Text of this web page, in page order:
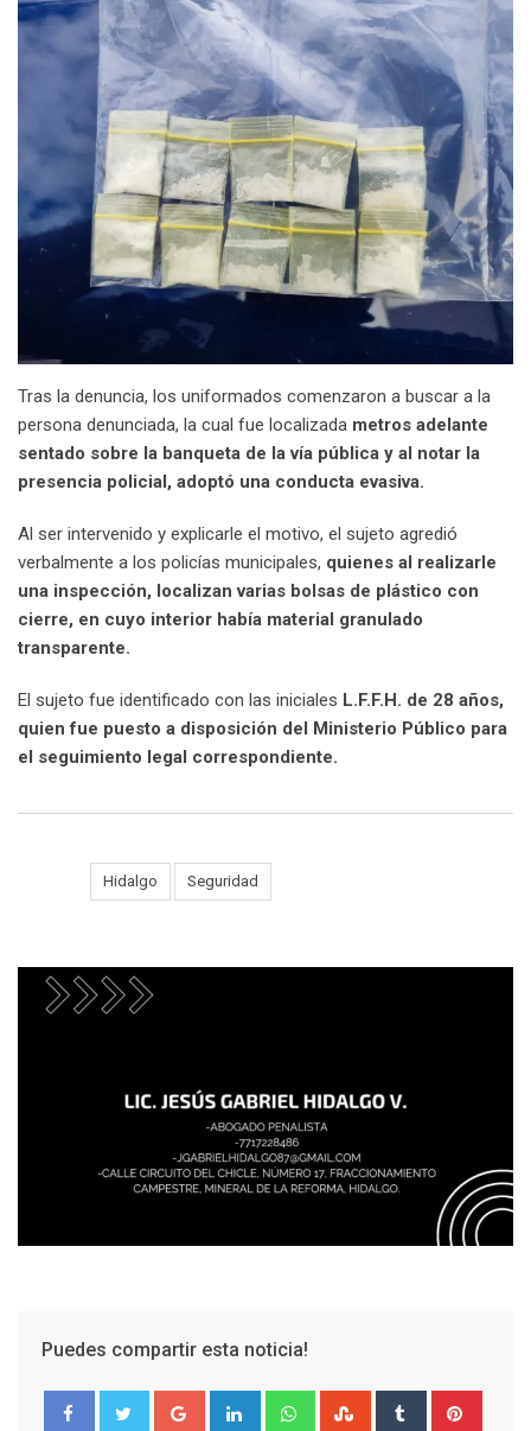
Tras la denuncia, los uniformados comenzaron a buscar a la
persona denunciada, la cual fue localizada metros adelante
sentado sobre la banqueta de la vía pública y al notar la
presencia policial, adoptó una conducta evasiva.
Al ser intervenido y explicarle el motivo, el sujeto agredió
verbalmente a los policías municipales, quienes al realizarle
una inspección, localizan varias bolsas de plástico con
cierre, en cuyo interior había material granulado
transparente.
El sujeto fue identificado con las iniciales L.F.F.H. de 28 años,
quien fue puesto a disposición del Ministerio Público para
el seguimiento legal correspondiente.
Hidalgo Seguridad
Puedes compartir esta noticia!
Google+ LinkedIn WhatsappStumbleUpon
Tumblr